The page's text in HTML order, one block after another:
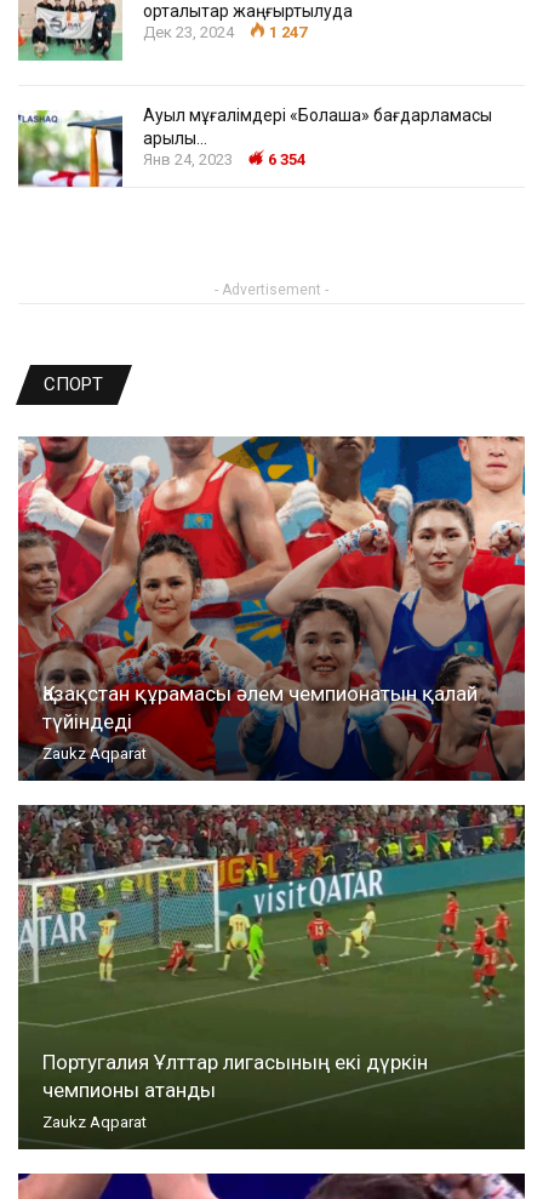
орталықтар жаңғыртылуда
Дек 23, 2024 1 247
Ауыл мұғалімдері «Болашақ» бағдарламасы
арқылы…
Янв 24, 2023 6 354
- Advertisement -
СПОРТ
Қазақстан құрамасы әлем чемпионатын қалай
түйіндеді
Zaukz Aqparat
Португалия Ұлттар лигасының екі дүркін
чемпионы атанды
Zaukz Aqparat